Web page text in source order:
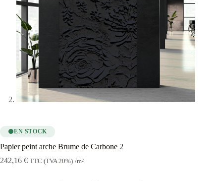
EN STOCK
Papier peint arche Brume de Carbone 2
242,16 € TTC (TVA 20%) /m²